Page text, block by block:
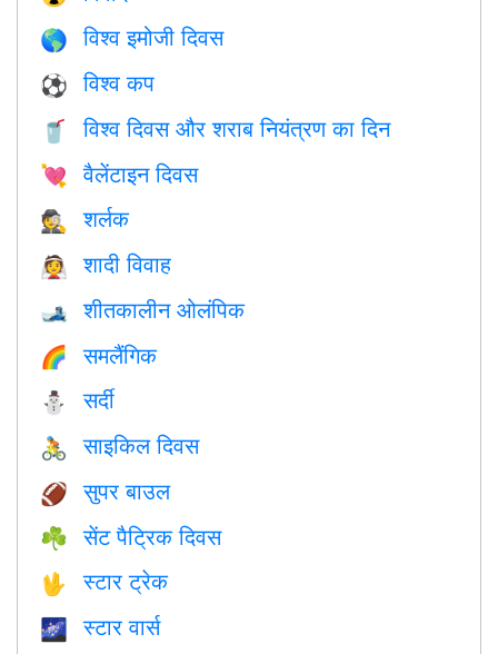
🌎 विश्व इमोजी दिवस
⚽ विश्व कप
🥤 विश्व दिवस और शराब नियंत्रण का दिन
💘 वैलेंटाइन दिवस
🕵️ शर्लक
👰 शादी विवाह
🎿 शीतकालीन ओलंपिक
🌈 समलैंगिक
⛄ सर्दी
🚴 साइकिल दिवस
🏈 सुपर बाउल
☘️ सेंट पैट्रिक दिवस
🖖 स्टार ट्रेक
🌌 स्टार वार्स